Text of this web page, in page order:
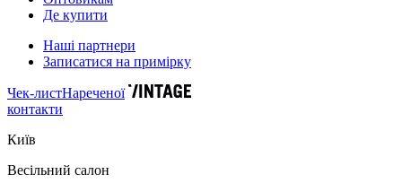
Де купити
Наші партнери
Записатися на примірку
Чек-листНареченої
контакти
Київ
Весільний салон